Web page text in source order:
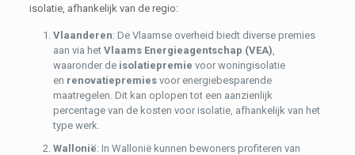
isolatie, afhankelijk van de regio:
Vlaanderen: De Vlaamse overheid biedt diverse premies
aan via het Vlaams Energieagentschap (VEA)
waaronder de isolatiepremie voor woningisolatie
en renovatiepremiesvoor energiebesparende
maatregelen. Dit kan oplopen tot een aanzienlijk
percentage van de kosten voor isolatie, afhankelijk van het
type werk.
Wallonië: In Wallonië kunnen bewoners profiteren van